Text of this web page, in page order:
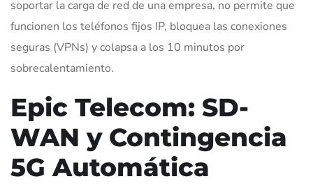
soportar la carga de red de una empresa, no permite que
funcionen los teléfonos fijos IP, bloquea las conexiones
seguras (VPNs) y colapsa a los 10 minutos por
sobrecalentamiento.
Epic Telecom: SD-
WAN y Contingencia
5G Automática